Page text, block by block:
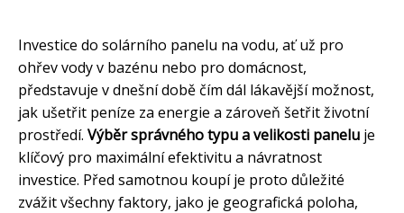
Investice do solárního panelu na vodu, ať už pro
ohřev vody v bazénu nebo pro domácnost,
představuje v dnešní době čím dál lákavější možnost,
jak ušetřit peníze za energie a zároveň šetřit životní
prostředí. Výběr správného typu a velikosti panelu je
klíčový pro maximální efektivitu a návratnost
investice. Před samotnou koupí je proto důležité
zvážit všechny faktory, jako je geografická poloha,